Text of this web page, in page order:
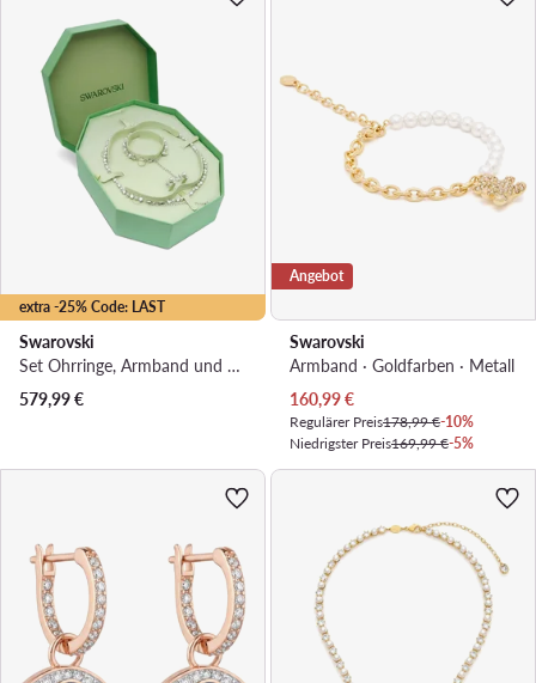
extra -25% Code: LAST
Swarovski
Set Ohrringe, Armband und Kette · Silberfarben · Rhodiniertes Metall
579,99€
Angebot
Swarovski
Armband · Goldfarben · Metall
Aktueller Preis
160,99€
Regulärer Preis178,99 €-10%
Niedrigster Preis169,99 €-5%